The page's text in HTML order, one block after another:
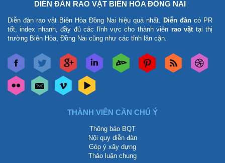
DIỄN ĐÀN RAO VẶT BIÊN HÒA ĐỒNG NAI
Diễn đàn rao vặt Biên Hòa Đồng Nai hiệu quả nhất. Diễn đàn có PR
tốt, index nhanh, đầy đủ các lĩnh vực cho thành viên rao vặttại thị
trường Biên Hòa, Đồng Nai cũng như các tỉnh lân cận.
THÀNH VIÊN CẦN CHÚ Ý
Thông báo BQT
Nội quy diễn đàn
Góp ý xây dựng
Thảo luận chung